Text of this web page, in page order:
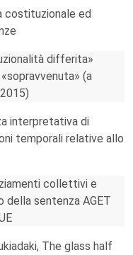
costituzionale ed
differita»
(a
interpretativa di
temporali relative allo
collettivi e
della sentenza AGET
The glass half